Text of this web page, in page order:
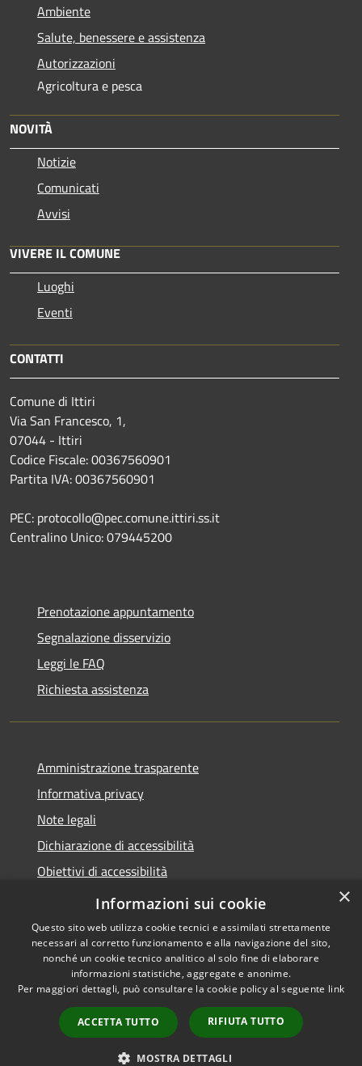
Ambiente
Salute, benessere e assistenza
Autorizzazioni
Agricoltura e pesca
NOVITÀ
Notizie
Comunicati
Avvisi
VIVERE IL COMUNE
Luoghi
Eventi
CONTATTI
Comune di Ittiri
Via San Francesco, 1,
07044 - Ittiri
Codice Fiscale: 00367560901
Partita IVA: 00367560901
PEC: protocollo@pec.comune.ittiri.ss.it
Centralino Unico: 079445200
Prenotazione appuntamento
Segnalazione disservizio
Leggi le FAQ
Richiesta assistenza
Amministrazione trasparente
Informativa privacy
Note legali
Dichiarazione di accessibilità
Obiettivi di accessibilità
Storico Deliberazioni
Accessibilità
Copyright © 2026 • Comune di
Ittiri • Powered by
Municipium•
Accesso
redazione
×
Informazioni sui cookie
Questo sito web utilizza cookie tecnici e assimilati strettamente
necessari al corretto funzionamento e alla navigazione del sito,
nonché un cookie tecnico analitico al solo fine di elaborare
informazioni statistiche, aggregate e anonime.
Per maggiori dettagli, può consultare la cookie policy al seguente link
ACCETTA TUTTO RIFIUTA TUTTO
MOSTRA DETTAGLI